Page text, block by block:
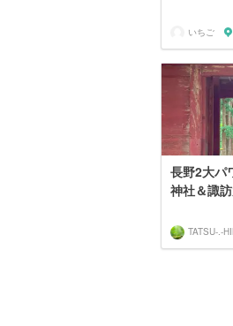
いちご
長野2大パ
神社＆諏
TATSU-.-